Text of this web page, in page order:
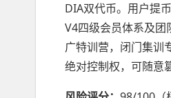
DIA双代币。用户提
V4四级会员体系及团
广特训营，闭门集训
绝对控制权，可随意